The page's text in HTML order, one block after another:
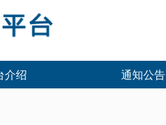
介绍 通知公告